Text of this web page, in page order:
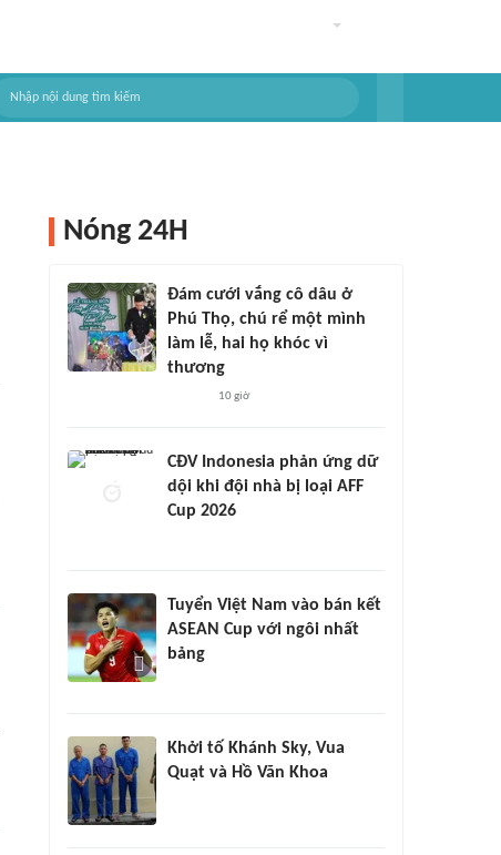
Nóng 24H
Đám cưới vắng cô dâu ở
Phú Thọ, chú rể một mình
làm lễ, hai họ khóc vì
thương
10 giờ
CĐV Indonesia phản ứng dữ
dội khi đội nhà bị loại AFF
Cup 2026
Tuyển Việt Nam vào bán kết
ASEAN Cup với ngôi nhất
bảng
Khởi tố Khánh Sky, Vua
Quạt và Hồ Văn Khoa